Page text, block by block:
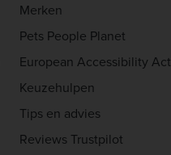
Merken
Pets People Planet
European Accessibility Act
Keuzehulpen
Tips en advies
Reviews Trustpilot